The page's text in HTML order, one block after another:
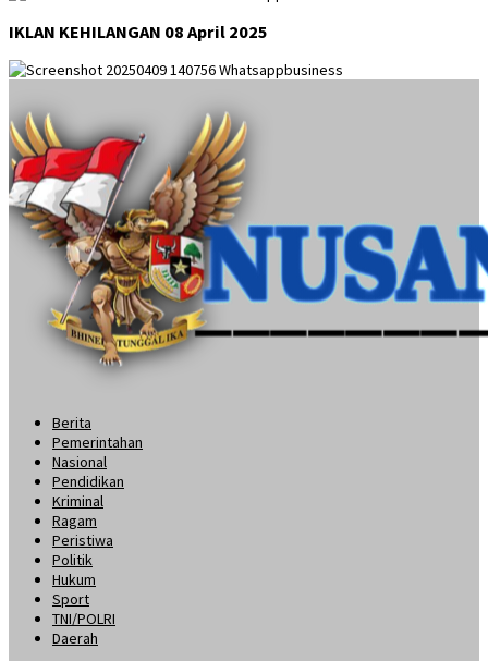
IKLAN KEHILANGAN 08 April 2025
Berita
Pemerintahan
Nasional
Pendidikan
Kriminal
Ragam
Peristiwa
Politik
Hukum
Sport
TNI/POLRI
Daerah